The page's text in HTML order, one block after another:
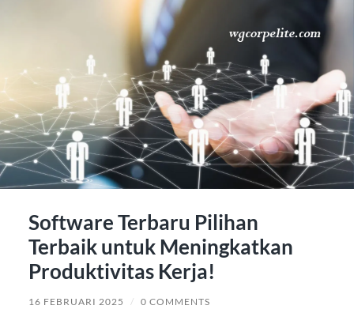
Software Terbaru Pilihan
Terbaik untuk Meningkatkan
Produktivitas Kerja!
16 FEBRUARI 2025 / 0 COMMENTS